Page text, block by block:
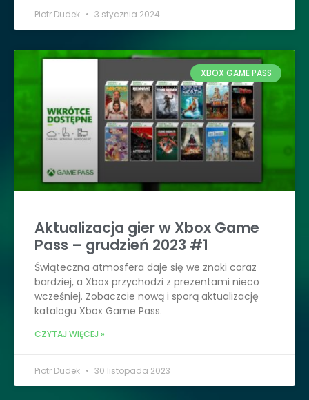
Piotr Dudek 3 stycznia 2024
XBOX GAME PASS
Aktualizacja gier w Xbox Game
Pass – grudzień 2023 #1
Świąteczna atmosfera daje się we znaki coraz
bardziej, a Xbox przychodzi z prezentami nieco
wcześniej. Zobaczcie nową i sporą aktualizację
katalogu Xbox Game Pass.
CZYTAJ WIĘCEJ »
Piotr Dudek 30 listopada 2023